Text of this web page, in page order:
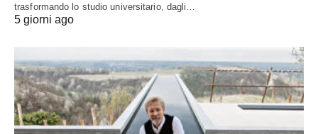
trasformando lo studio universitario, dagli…
5 giorni ago